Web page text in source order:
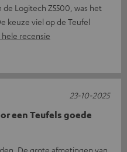
de Logitech Z5500, was het
keuze viel op de Teufel
hele recensie
een Teufels goede
De grote afmetingen van
23-10-2025